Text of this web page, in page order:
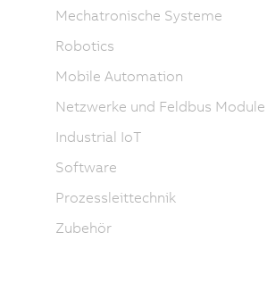
Mechatronische Systeme
Robotics
Mobile Automation
Netzwerke und Feldbus Module
Industrial IoT
Software
Prozessleittechnik
Zubehör